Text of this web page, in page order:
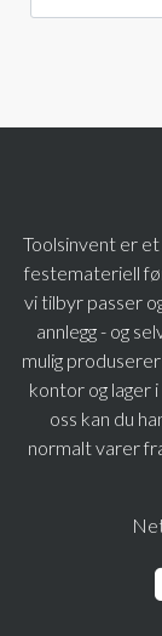
Toolsinvent er
festemateriell
vi tilbyr passer
annlegg - og
mulig
kontor og lager
oss kan du
normalt varer